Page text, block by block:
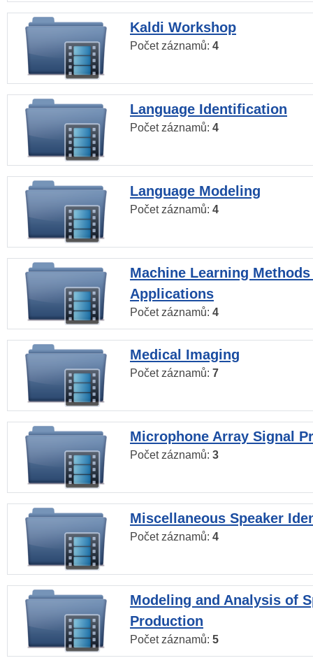
Kaldi Workshop
Počet záznamů: 4
Language Identification
Počet záznamů: 4
Language Modeling
Počet záznamů: 4
Machine Learning
Applications
Počet záznamů: 4
Medical Imaging
Počet záznamů: 7
Microphone Array Signal
Počet záznamů: 3
Miscellaneous Speaker
Počet záznamů: 4
Modeling and Analysis of
Production
Počet záznamů: 5